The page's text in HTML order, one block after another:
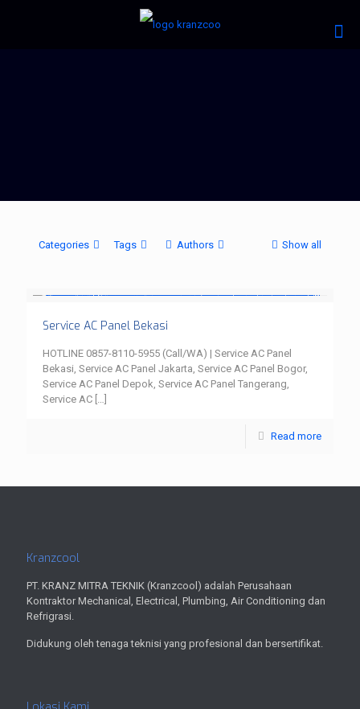
Categories Tags Authors Show all
Service AC Panel Bekasi
HOTLINE 0857-8110-5955 (Call/WA) | Service AC Panel
Bekasi, Service AC Panel Jakarta, Service AC Panel Bogor,
Service AC Panel Depok, Service AC Panel Tangerang,
Service AC […]
Read more
Kranzcool
PT. KRANZ MITRA TEKNIK (Kranzcool) adalah Perusahaan
Kontraktor Mechanical, Electrical, Plumbing, Air Conditioning dan
Refrigrasi.
Didukung oleh tenaga teknisi yang profesional dan bersertifikat.